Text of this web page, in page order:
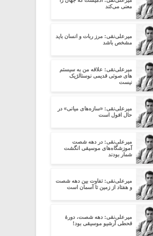
معنی می‌کند
میرعلی‌نقی: مرز ربات و انسان باید
مشخص باشد
میرعلی‌نقی: علاقه من به سیستم
های صوتی قدیمی نوستالژیک
نیست
میرعلی‌نقی: «سازه‌های میانی» در
حال افول است
میرعلی‌نقی: در دهه شصت
آموزشگاه‌های موسیقی انگشت
شمار بودند
میرعلی‌نقی: تفاوت بین دهه شصت
و هفتاد از زمین تا آسمان است
میرعلی‌نقی: دهه شصت، دورۀ
قحطی آرشیو موسیقی بود!